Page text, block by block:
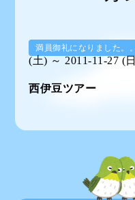
満員御礼になりました。
(土) ～ 2011-11-27 (
西伊豆ツアー